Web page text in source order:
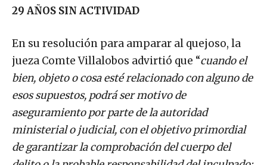
29 AÑOS SIN ACTIVIDAD
En su resolución para amparar al quejoso, la
jueza Comte Villalobos advirtió que “cuando el
bien, objeto o cosa esté relacionado con alguno de
esos supuestos, podrá ser motivo de
aseguramiento por parte de la autoridad
ministerial o judicial, con el objetivo primordial
de garantizar la comprobación del cuerpo del